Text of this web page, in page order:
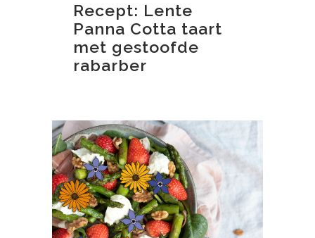
Recept: Lente
Panna Cotta taart
met gestoofde
rabarber